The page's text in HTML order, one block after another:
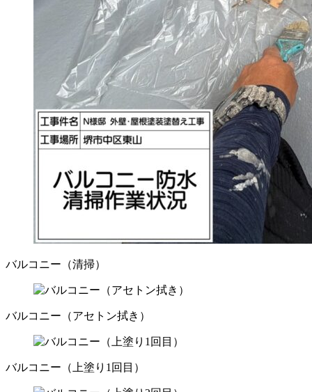
バルコニー（清掃）
バルコニー（アセトン拭き）
バルコニー（上塗り1回目）